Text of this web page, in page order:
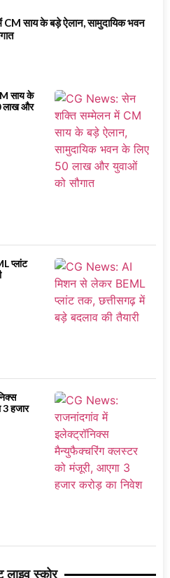
साय के बड़े ऐलान, सामुदायिक भवन
साय के
लाख और
प्लांट
3 हजार
लाइव स्कोर